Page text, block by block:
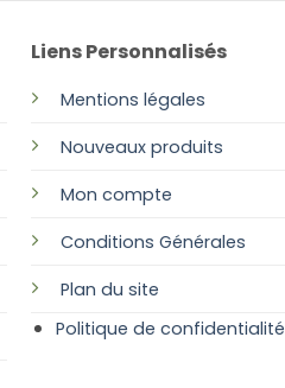
Liens Personnalisés
Mentions légales
Nouveaux produits
Mon compte
Conditions Générales
Plan du site
Politique de confidentialité